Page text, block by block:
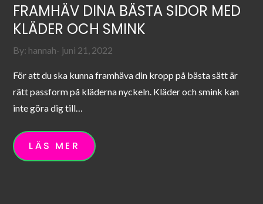
FRAMHÄV DINA BÄSTA SIDOR MED
KLÄDER OCH SMINK
By: hannah Posted
juni 21, 2022
För att du ska kunna framhäva din kropp på bästa sätt är
rätt passform på kläderna nyckeln. Kläder och smink kan
inte göra dig till…
LÄS MER